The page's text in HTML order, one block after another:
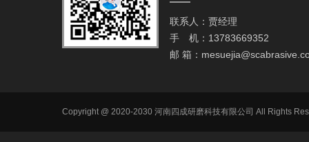
联系人：贾经理
手 机：13783669352
邮 箱：
Copyright @ 2020-2030 河南四成研磨科技有限公司 All Rights